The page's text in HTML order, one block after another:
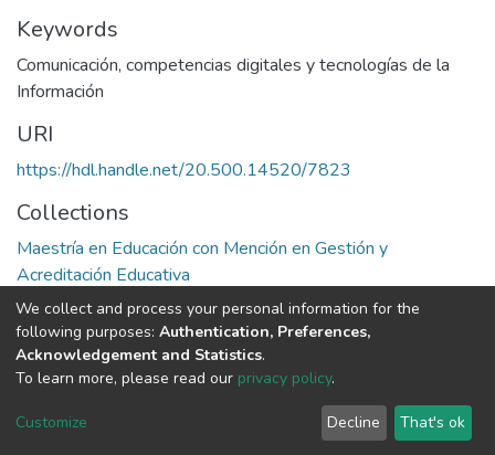
Keywords
Comunicación, competencias digitales y tecnologías de la
Información
URI
https://hdl.handle.net/20.500.14520/7823
Collections
Maestría en Educación con Mención en Gestión y
Acreditación Educativa
Full item page
DSpace software copyright © 2002-2026
Cookie
End User
Agreement
Send
Feedback
We collect and process your personal information for the
following purposes: Authentication, Preferences,
Acknowledgement and Statistics.
To learn more, please read our privacy policy.
Customize Decline That's ok